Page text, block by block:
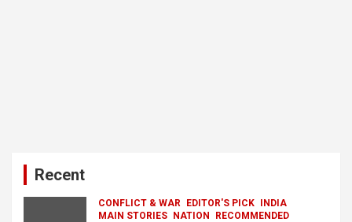
Recent
CONFLICT & WAR EDITOR'S PICK
INDIA
MAIN STORIES
NATION RECOMMENDED